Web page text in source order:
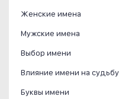
Женские имена
Мужские имена
Выбор имени
Влияние имени на судьбу
Буквы имени